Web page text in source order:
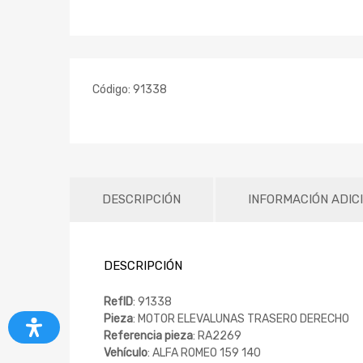
Código: 91338
DESCRIPCIÓN INFORMACIÓN
DESCRIPCIÓN
RefID: 91338
Pieza: MOTOR ELEVALUNAS TRASERO DERECHO
Referencia pieza: RA2269
Vehículo: ALFA ROMEO 159 140